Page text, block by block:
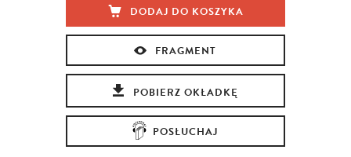
DODAJ DO KOSZYKA
FRAGMENT
POBIERZ OKŁADKĘ
POSŁUCHAJ